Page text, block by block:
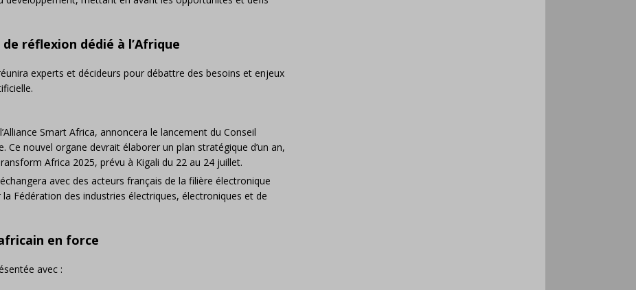
de réflexion dédié à l’Afrique
experts et décideurs pour débattre des besoins et enjeux
Smart Africa, annoncera le lancement du Conseil
Ce nouvel organe devrait élaborer un plan stratégique d’un an,
Africa 2025, prévu à Kigali du 22 au 24 juillet.
avec des acteurs français de la filière électronique
Fédération des industries électriques, électroniques et de
en force
avec :